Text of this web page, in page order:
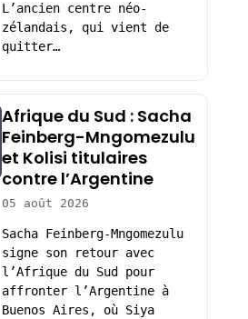
L’ancien centre néo-
zélandais, qui vient de
quitter…
Afrique du Sud : Sacha
Feinberg-Mngomezulu
et Kolisi titulaires
contre l’Argentine
05 août 2026
Sacha Feinberg-Mngomezulu
signe son retour avec
l’Afrique du Sud pour
affronter l’Argentine à
Buenos Aires, où Siya